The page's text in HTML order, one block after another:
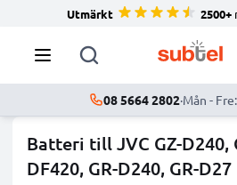
Utmärkt 2500+
08 5664 2802·Mån -
Batteri till JVC GZ-D240,
DF420, GR-D240, GR-D27